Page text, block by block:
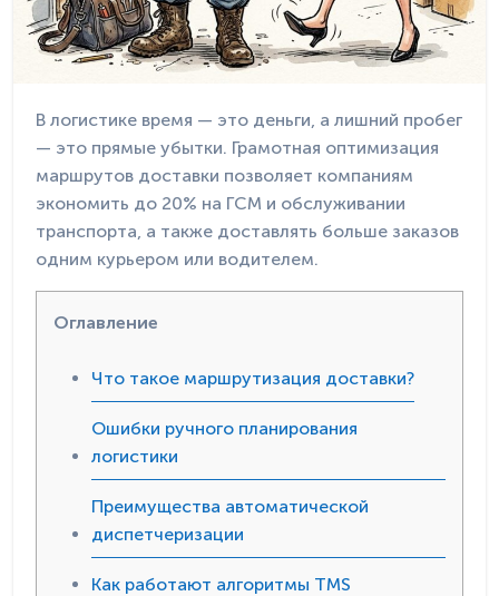
В логистике время — это деньги, а лишний пробег
— это прямые убытки. Грамотная оптимизация
маршрутов доставки позволяет компаниям
экономить до 20% на ГСМ и обслуживании
транспорта, а также доставлять больше заказов
одним курьером или водителем.
Оглавление
Что такое маршрутизация доставки?
Ошибки ручного планирования
логистики
Преимущества автоматической
диспетчеризации
Как работают алгоритмы TMS